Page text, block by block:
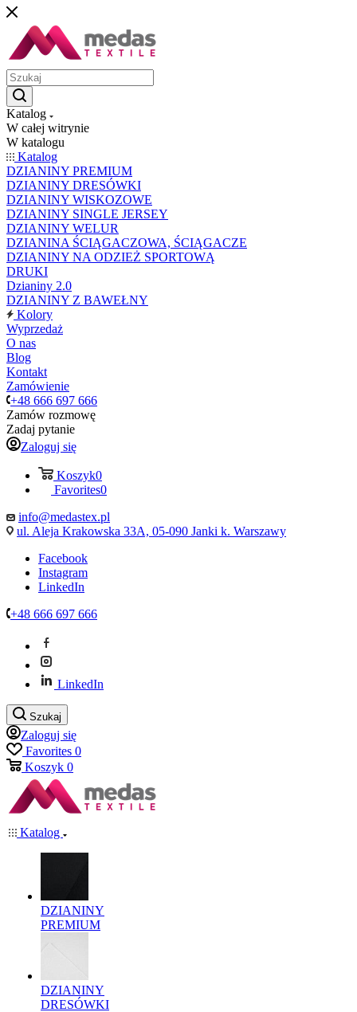
Katalog
W całej witrynie
W katalogu
Katalog
DZIANINY PREMIUM
DZIANINY DRESÓWKI
DZIANINY WISKOZOWE
DZIANINY SINGLE JERSEY
DZIANINY WELUR
DZIANINA ŚCIĄGACZOWA, ŚCIĄGACZE
DZIANINY NA ODZIEŻ SPORTOWĄ
DRUKI
Dzianiny 2.0
DZIANINY Z BAWEŁNY
Kolory
Wyprzedaż
O nas
Blog
Kontakt
Zamówienie
+48 666 697 666
Zamów rozmowę
Zadaj pytanie
Zaloguj się
Koszyk0
Favorites0
info@medastex.pl
ul. Aleja Krakowska 33A, 05-090 Janki k. Warszawy
Facebook
Instagram
LinkedIn
+48 666 697 666
LinkedIn
Szukaj
Zaloguj się
Favorites 0
Koszyk 0
Katalog
DZIANINY
PREMIUM
DZIANINY
DRESÓWKI